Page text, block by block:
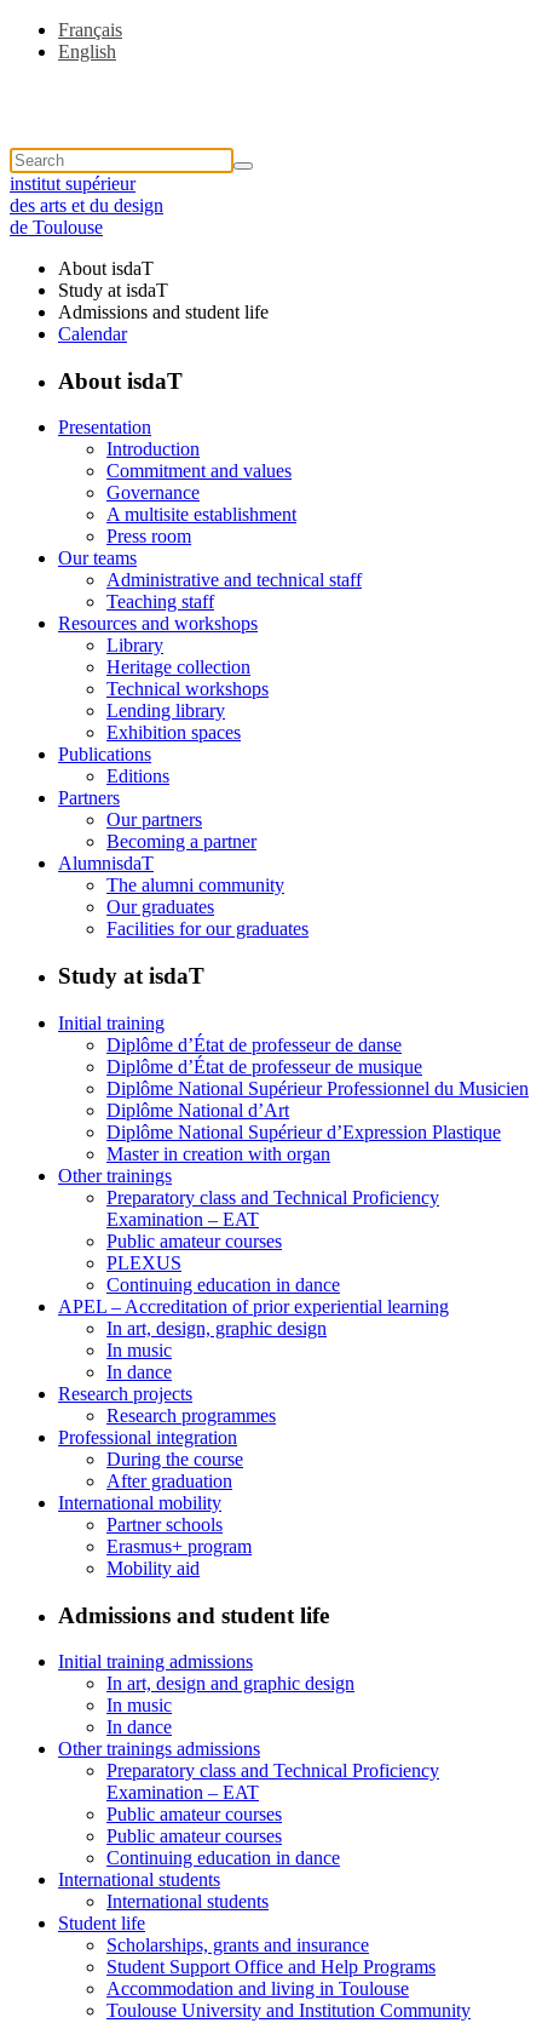
Français
English
institut supérieur
des arts et du design
de Toulouse
About isdaT
Study at isdaT
Admissions and student life
Calendar
About isdaT
Presentation
Introduction
Commitment and values
Governance
A multisite establishment
Press room
Our teams
Administrative and technical staff
Teaching staff
Resources and workshops
Library
Heritage collection
Technical workshops
Lending library
Exhibition spaces
Publications
Editions
Partners
Our partners
Becoming a partner
AlumnisdaT
The alumni community
Our graduates
Facilities for our graduates
Study at isdaT
Initial training
Diplôme d’État de professeur de danse
Diplôme d’État de professeur de musique
Diplôme National Supérieur Professionnel du Musicien
Diplôme National d’Art
Diplôme National Supérieur d’Expression Plastique
Master in creation with organ
Other trainings
Preparatory class and Technical Proficiency
Examination – EAT
Public amateur courses
PLEXUS
Continuing education in dance
APEL – Accreditation of prior experiential learning
In art, design, graphic design
In music
In dance
Research projects
Research programmes
Professional integration
During the course
After graduation
International mobility
Partner schools
Erasmus+ program
Mobility aid
Admissions and student life
Initial training admissions
In art, design and graphic design
In music
In dance
Other trainings admissions
Preparatory class and Technical Proficiency
Examination – EAT
Public amateur courses
Public amateur courses
Continuing education in dance
International students
International students
Student life
Scholarships, grants and insurance
Student Support Office and Help Programs
Accommodation and living in Toulouse
Toulouse University and Institution Community